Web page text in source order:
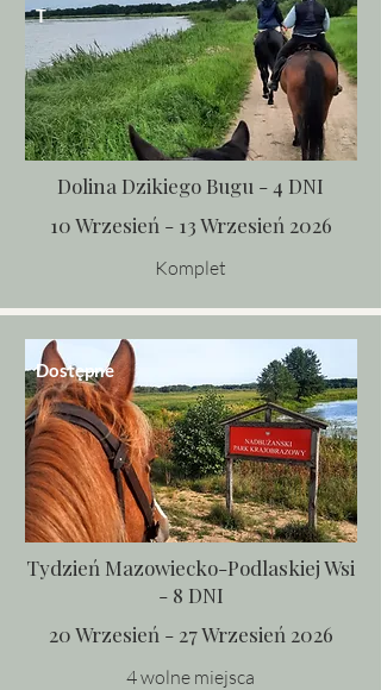
T
Dolina Dzikiego Bugu - 4 DNI
10 Wrzesień - 13 Wrzesień 2026
Komplet
Dostępne
Tydzień Mazowiecko-Podlaskiej Wsi
- 8 DNI
20 Wrzesień - 27 Wrzesień 2026
4 wolne miejsca